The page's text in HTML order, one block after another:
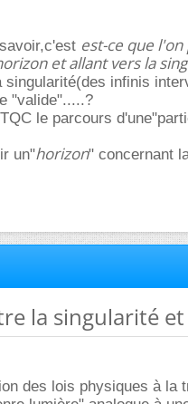
est-ce que
et allant vers la
singularité(des infinis
"valide".....?
le parcours
un"horizon" concernant
la singularité
des lois physiques à la